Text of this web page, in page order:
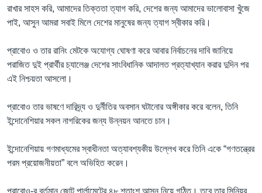
রাখার সাহস করি, আমাদের তিক্ততা ত্যাগ করি, দেশের জন্য আমাদের ভালোবাসা খুঁজে
পাই, আসুন আমরা সবাই মিলে দেশের মানুষের জন্য ত্যাগ স্বীকার করি।
প্রাবোও ও তার রানিং মেটকে অযোগ্য ঘোষণা করে আবার নির্বাচনের দাবি জানিয়ে
পরাজিত দুই প্রার্থীর চ্যালেঞ্জ দেশের সাংবিধানিক আদালত প্রত্যাখ্যান করার দুদিন পর
এই নিশ্চয়তা আসলো।
প্রাবোও তার ভাষণে দারিদ্র্য ও দুর্নীতির অবসান ঘটানোর অঙ্গীকার করে বলেন, তিনি
ইন্দোনেশিয়ার সকল নাগরিকের জন্য উন্নয়ন আনতে চান।
ইন্দোনেশিয়ায় গণমাধ্যমের স্বাধীনতা অত্যাবশ্যকীয় উল্লেখ করে তিনি একে “গণতন্ত্রের
পরম প্রয়োজনীয়তা” বলে অভিহিত করেন।
প্রাবোও-র বর্তমান জোট পার্লামেন্টের ৪৮ শতাংশ আসন নিয়ে গঠিত। তবে তার সিনিয়র